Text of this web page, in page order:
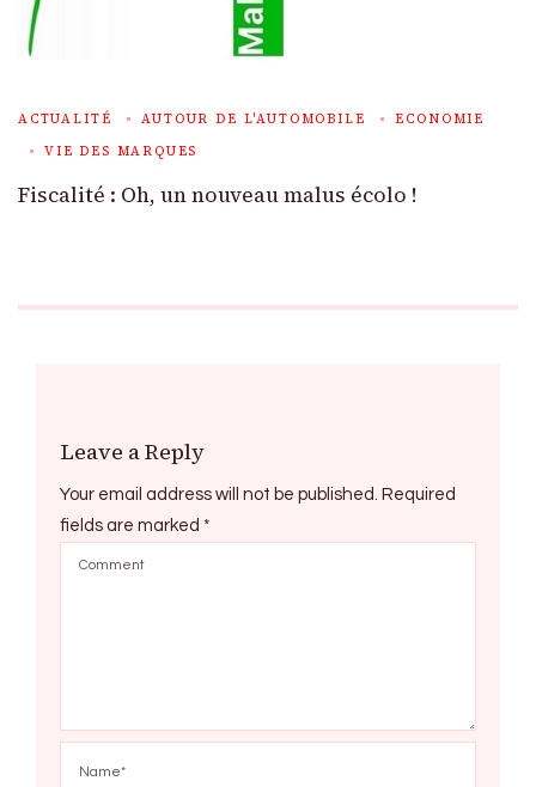
ACTUALITÉ AUTOUR DE L'AUTOMOBILE
ECONOMIE
VIE DES MARQUES
Fiscalité : Oh, un nouveau malus écolo !
Leave a Reply
Your email address will not be published. Required
fields are marked *